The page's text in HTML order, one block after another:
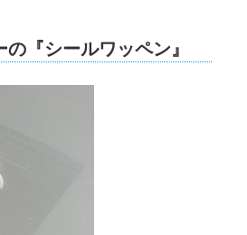
の『シールワッペン』